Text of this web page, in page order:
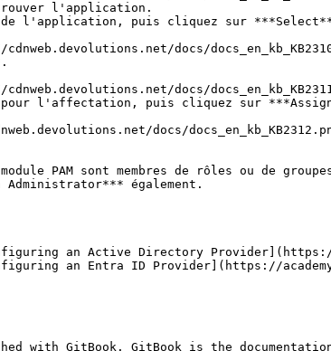
l'application.
de l'application, puis cliquez sur
l'affectation, puis cliquez sur
docs/
PAM sont membres de rôles ou de
également.
an Active Directory
an Entra ID Provider](https://
with GitBook. GitBook is the